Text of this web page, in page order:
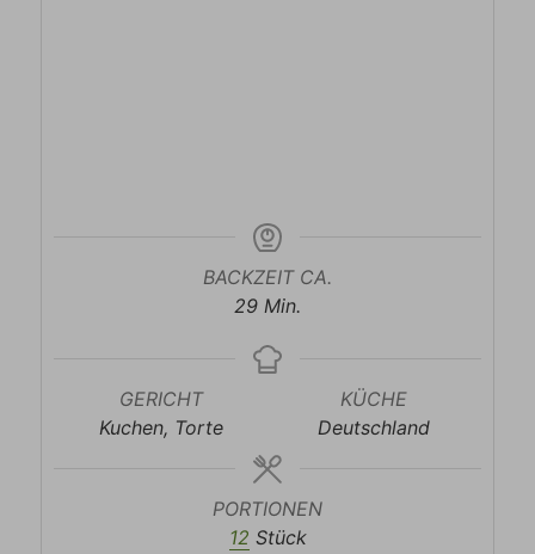
BACKZEIT CA.
29Minuten
Min.
GERICHT
Kuchen, Torte
KÜCHE
Deutschland
PORTIONEN
12 Stück